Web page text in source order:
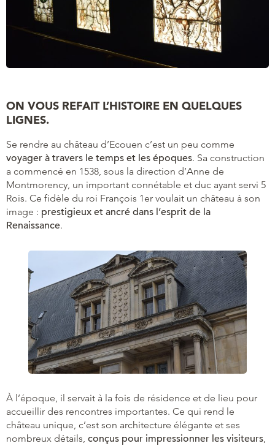
ON VOUS REFAIT L’HISTOIRE EN QUELQUES
LIGNES.
Se rendre au château d’Ecouen c’est un peu comme
voyager à travers le temps et les époques. Sa construction
a commencé en 1538, sous la direction d’Anne de
Montmorency, un important connétable et duc ayant servi 5
Rois. Ce fidèle du roi François 1er voulait un château à son
image : prestigieux et ancré dans l’esprit de la
Renaissance.
À l’époque, il servait à la fois de résidence et de lieu pour
accueillir des rencontres importantes. Ce qui rend le
château unique, c’est son architecture élégante et ses
nombreux détails, conçus pour impressionner les visiteurs,